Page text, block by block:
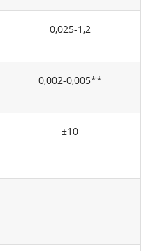
0,025-1,2
0,002-0,005**
±10